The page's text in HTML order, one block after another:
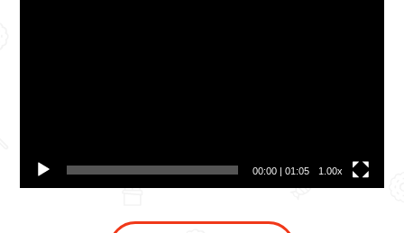
00:00| 01:05 1.00x